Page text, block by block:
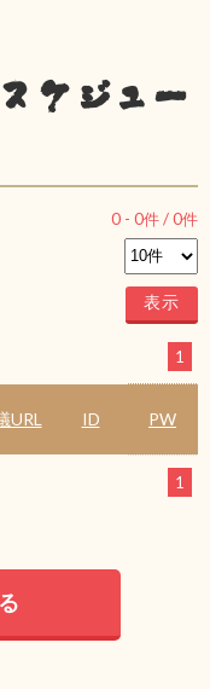
ケジュー
0 - 0件 /0件
1
URL ID PW
1